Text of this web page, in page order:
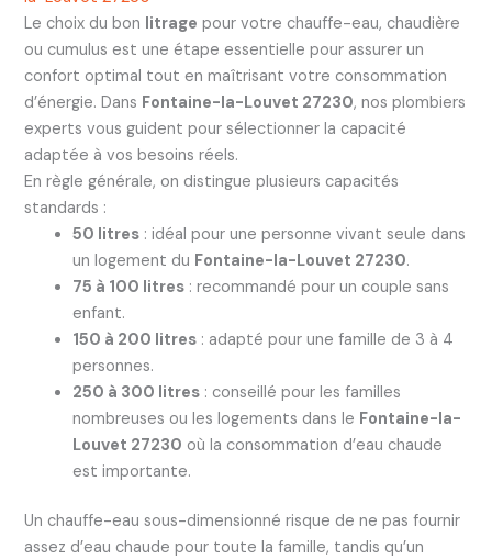
Le choix du bon litrage pour votre chauffe-eau, chaudière
ou cumulus est une étape essentielle pour assurer un
confort optimal tout en maîtrisant votre consommation
d’énergie. Dans Fontaine-la-Louvet 27230, nos plombiers
experts vous guident pour sélectionner la capacité
adaptée à vos besoins réels.
En règle générale, on distingue plusieurs capacités
standards :
50 litres: idéal pour une personne vivant seule dans
un logement du Fontaine-la-Louvet 27230.
75 à 100 litres: recommandé pour un couple sans
enfant.
150 à 200 litres: adapté pour une famille de 3 à 4
personnes.
250 à 300 litres: conseillé pour les familles
nombreuses ou les logements dans le Fontaine-la-
Louvet 27230 où la consommation d’eau chaude
est importante.
Un chauffe-eau sous-dimensionné risque de ne pas fournir
assez d’eau chaude pour toute la famille, tandis qu’un